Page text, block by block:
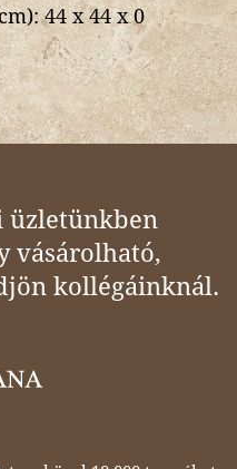
44 x 44 x 0
üzletünkben
vásárolható,
kollégáinknál.